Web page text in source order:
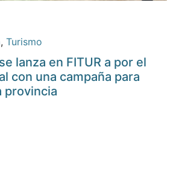
, Turismo
lanza en FITUR a por el
con una campaña para
provincia